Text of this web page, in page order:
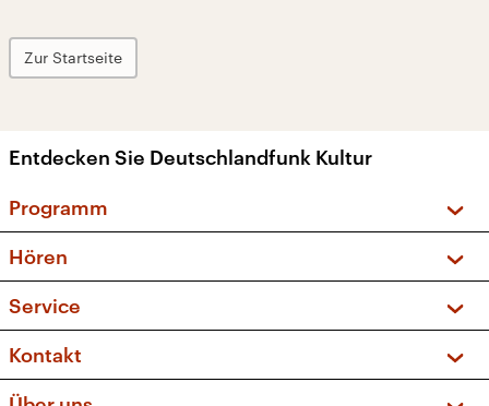
Zur Startseite
Entdecken Sie Deutschlandfunk Kultur
Programm
Sendungen und Podcasts
Musikliste
Kakadu – Das Kinderprogramm
Hören
Frequenzen (UKW + DAB+)
Service
FAQ
Apps
Kontakt